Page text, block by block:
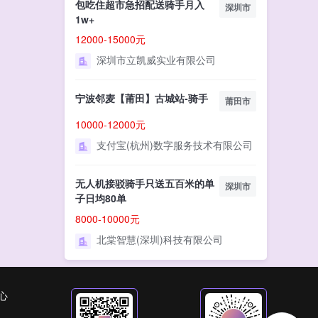
包吃住超市急招配送骑手月入
1w+
深圳市
12000-15000元
深圳市立凯威实业有限公司
宁波邻麦【莆田】古城站-骑手 莆田市
10000-12000元
支付宝(杭州)数字服务技术有限公司
无人机接驳骑手只送五百米的单
子日均80单
深圳市
8000-10000元
北棠智慧(深圳)科技有限公司